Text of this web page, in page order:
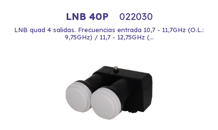
LNB 40P 022030
LNB quad 4 salidas. Frecuencias entrada 10,7 - 11,7GHz (O.L.:
9,75GHz) / 11,7 - 12,75GHz (...